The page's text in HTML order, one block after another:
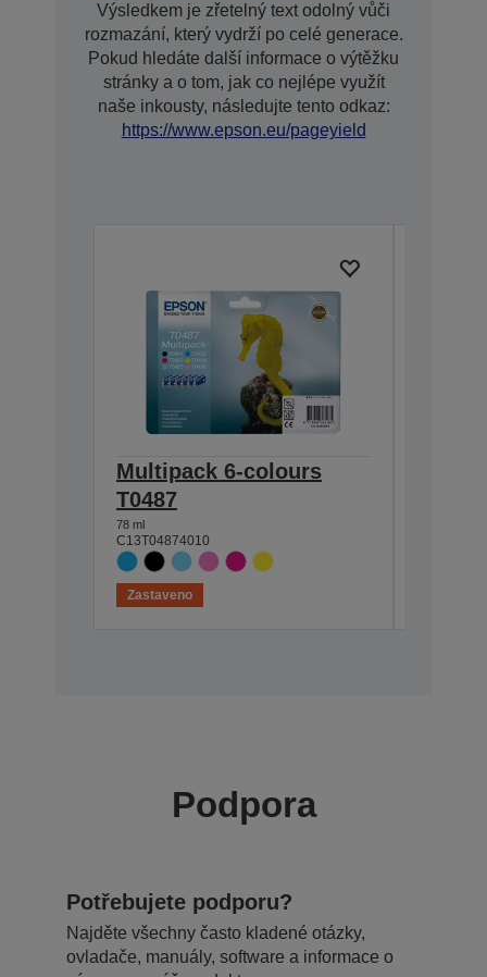
Výsledkem je zřetelný text odolný vůči
rozmazání, který vydrží po celé generace.
Pokud hledáte další informace o výtěžku
stránky a o tom, jak co nejlépe využít
naše inkousty, následujte tento odkaz:
https://www.epson.eu/pageyield
Multipack 6-colours
T0487
78 ml
C13T04874010
Zastaveno
Podpora
Potřebujete podporu?
Najděte všechny často kladené otázky,
ovladače, manuály, software a informace o